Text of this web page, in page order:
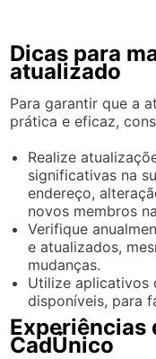
Dicas para
atualizado
Para garantir que a
prática e eficaz,
Realize
significativas na
endereço,
novos membros
Verifique
e atualizados,
mudanças.
Utilize aplicativos
disponíveis, para
Experiências
CadÚnico